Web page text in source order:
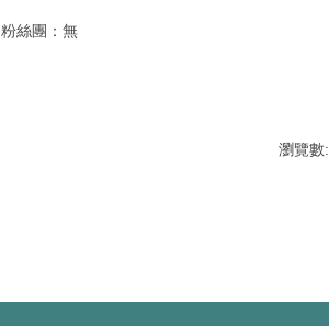
粉絲團：無
瀏覽數: